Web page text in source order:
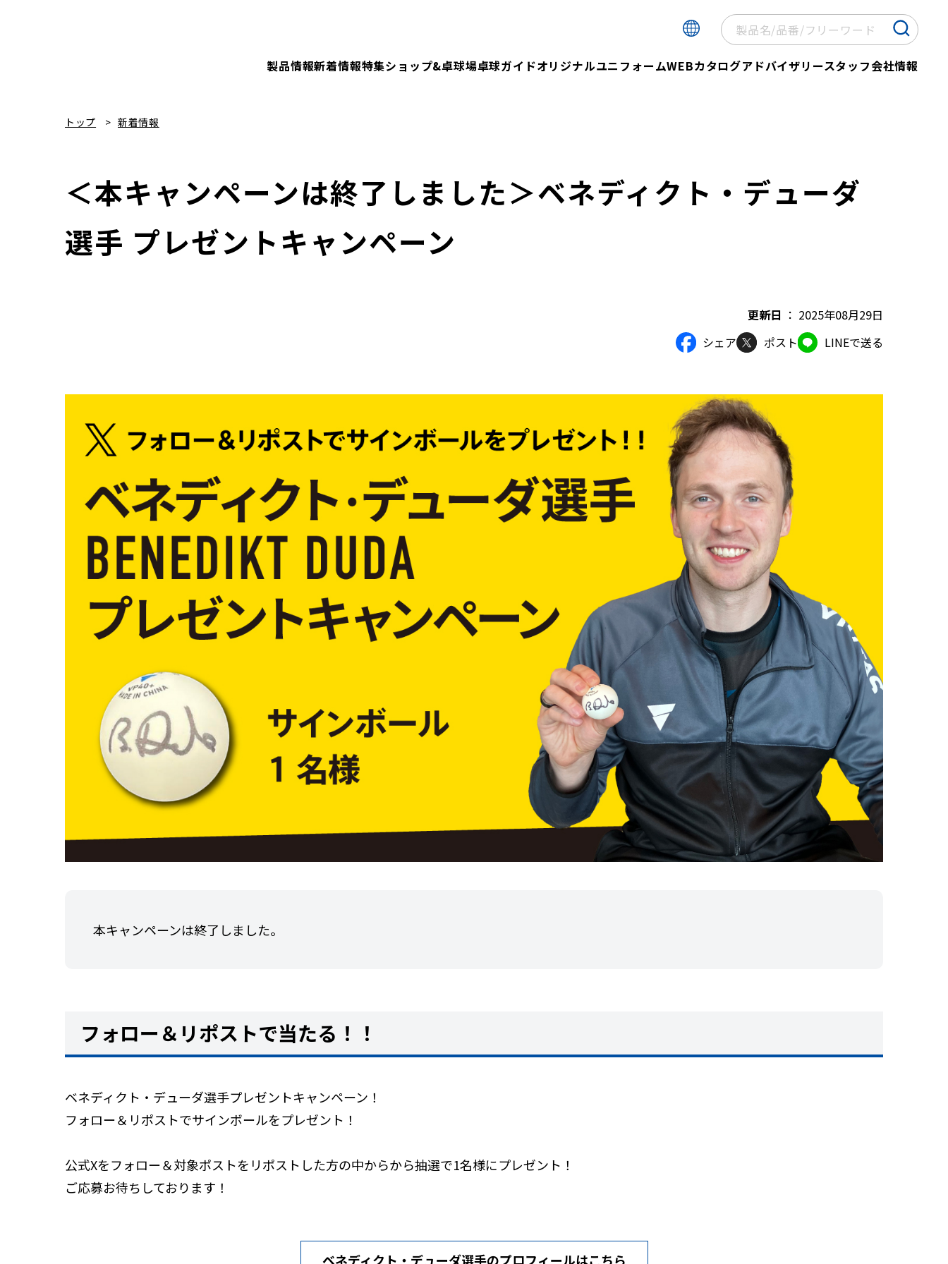
製品情報新着情報特集ショップ&卓球場卓球ガイドオリジナルユニフォームWEBカタログアドバイザリースタッフ会社情報
トップ 新着情報
＜本キャンペーンは終了しました＞ベネディクト・デューダ
選手 プレゼントキャンペーン
更新日
2025年08月29日
シェア
ポスト LINEで送る
本キャンペーンは終了しました。
フォロー＆リポストで当たる！！
ベネディクト・デューダ選手プレゼントキャンペーン！
フォロー＆リポストでサインボールをプレゼント！
公式Xをフォロー＆対象ポストをリポストした方の中からから抽選で1名様にプレゼント！
ご応募お待ちしております！
ベネディクト・デューダ選手のプロフィールはこちら